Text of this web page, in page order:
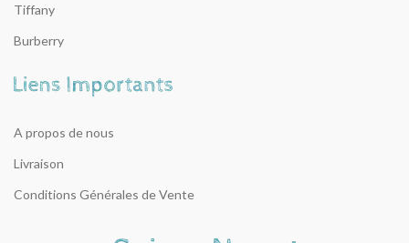
Tiffany
Burberry
A propos de nous
Livraison
Conditions Générales de Vente